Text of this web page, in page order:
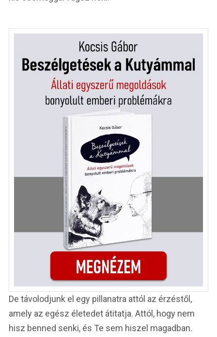
De távolodjunk el egy pillanatra attól az érzéstől,
amely az egész életedet átitatja. Attól, hogy nem
hisz benned senki, és Te sem hiszel magadban.